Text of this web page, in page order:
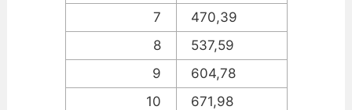
7
470,39
8
537,59
9
604,78
10
671,98